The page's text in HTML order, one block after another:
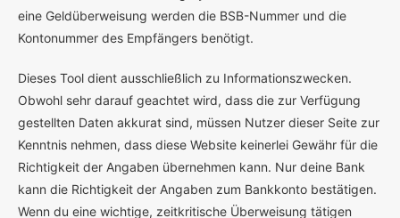
eine Geldüberweisung werden die BSB-Nummer und die
Kontonummer des Empfängers benötigt.
Dieses Tool dient ausschließlich zu Informationszwecken.
Obwohl sehr darauf geachtet wird, dass die zur Verfügung
gestellten Daten akkurat sind, müssen Nutzer dieser Seite zur
Kenntnis nehmen, dass diese Website keinerlei Gewähr für die
Richtigkeit der Angaben übernehmen kann. Nur deine Bank
kann die Richtigkeit der Angaben zum Bankkonto bestätigen.
Wenn du eine wichtige, zeitkritische Überweisung tätigen